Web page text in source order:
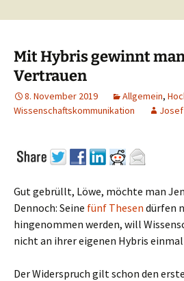
Mit Hybris gewinnt
Vertrauen
8. November 2019 Allgemein,
Wissenschaftskommunikation
Gut gebrüllt, Löwe, möchte man
Dennoch: Seine fünf Thesen dürfen
hingenommen werden, will
nicht an ihrer eigenen Hybris
Der Widerspruch gilt schon den